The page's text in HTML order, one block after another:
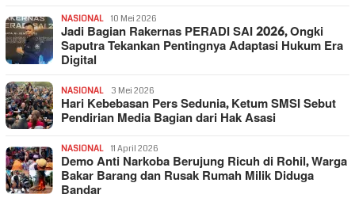
NASIONAL 10 Mei 2026
Jadi Bagian Rakernas PERADI SAI 2026, Ongki
Saputra Tekankan Pentingnya Adaptasi Hukum Era
Digital
NASIONAL 3 Mei 2026
Hari Kebebasan Pers Sedunia, Ketum SMSI Sebut
Pendirian Media Bagian dari Hak Asasi
NASIONAL 11 April 2026
Demo Anti Narkoba Berujung Ricuh di Rohil, Warga
Bakar Barang dan Rusak Rumah Milik Diduga
Bandar